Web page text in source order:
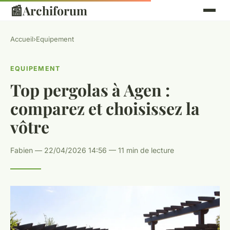
📰Archiforum
Accueil›Equipement
EQUIPEMENT
Top pergolas à Agen :
comparez et choisissez la
vôtre
Fabien — 22/04/2026 14:56 — 11 min de lecture